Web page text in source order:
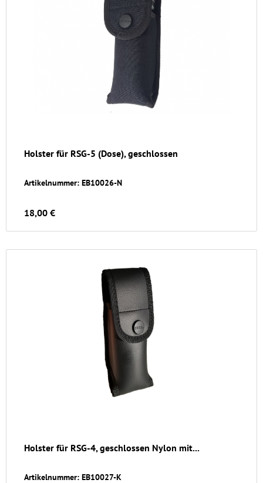
Holster für RSG-5 (Dose), geschlossen
Artikelnummer: EB10026-N
18,00 €
Holster für RSG-4, geschlossen Nylon mit...
Artikelnummer: EB10027-K